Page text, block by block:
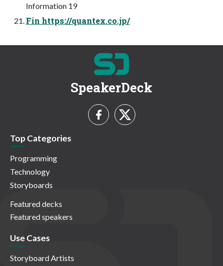
Information 19
Fin https://quantex.co.jp/
SpeakerDeck
Top Categories
Programming
Technology
Storyboards
Featured decks
Featured speakers
Use Cases
Storyboard Artists